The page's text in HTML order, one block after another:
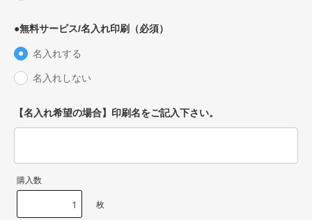
●無料サービス/名入れ印刷（必須）
名入れする
名入れしない
【名入れ希望の場合】印刷名をご記入下さい。
購入数
枚